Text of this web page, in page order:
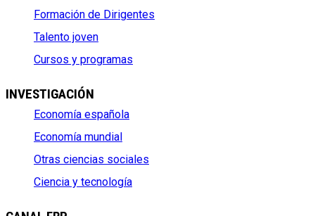
Formación de Dirigentes
Talento joven
Cursos y programas
INVESTIGACIÓN
Economía española
Economía mundial
Otras ciencias sociales
Ciencia y tecnología